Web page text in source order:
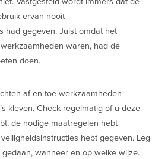
ervan nooit
had gegeven. Juist omdat het
waren, had de
doen.
af en toe werkzaamheden
kleven. Check regelmatig of u deze
de nodige maatregelen hebt
hebt gegeven. Leg
wanneer en op welke wijze.